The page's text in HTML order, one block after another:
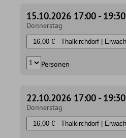
15.10.2026 17:00 - 19:30
Donnerstag
Personen
22.10.2026 17:00 - 19:30
Donnerstag